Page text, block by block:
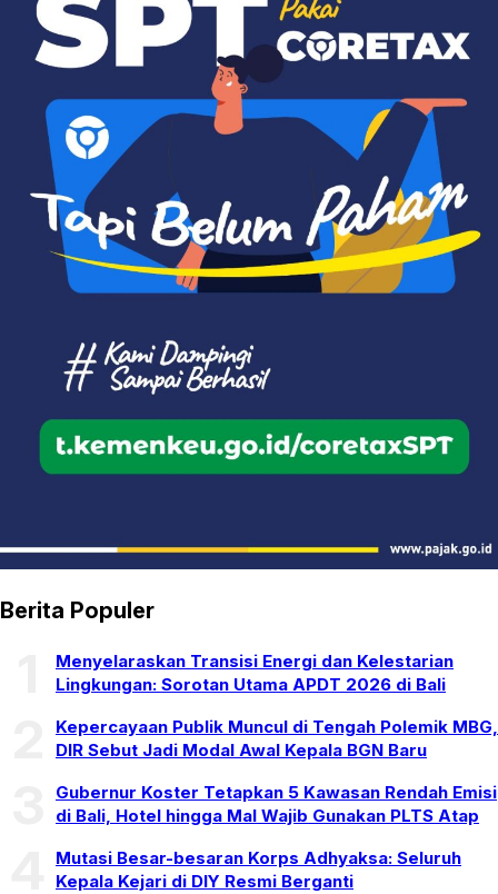
Berita Populer
Menyelaraskan Transisi Energi dan Kelestarian
Lingkungan: Sorotan Utama APDT 2026 di Bali
Kepercayaan Publik Muncul di Tengah Polemik MBG,
DIR Sebut Jadi Modal Awal Kepala BGN Baru
Gubernur Koster Tetapkan 5 Kawasan Rendah Emisi
di Bali, Hotel hingga Mal Wajib Gunakan PLTS Atap
Mutasi Besar-besaran Korps Adhyaksa: Seluruh
Kepala Kejari di DIY Resmi Berganti